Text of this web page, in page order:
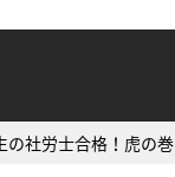
の社労士合格！虎の巻